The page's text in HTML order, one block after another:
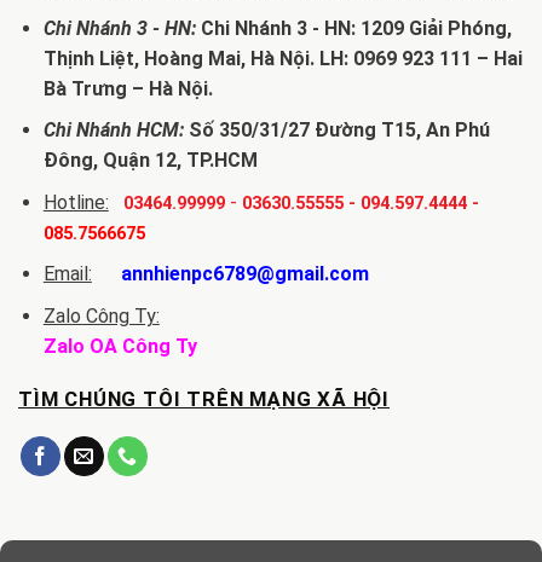
Chi Nhánh 3 - HN:Chi Nhánh 3 - HN: 1209 Giải Phóng,
Thịnh Liệt, Hoàng Mai, Hà Nội. LH: 0969 923 111 – Hai
Bà Trưng – Hà Nội.
Chi Nhánh HCM:Số 350/31/27 Đường T15, An Phú
Đông, Quận 12, TP.HCM
Hotline:
03464.99999- 03630.55555- 094.597.4444-
085.7566675
Email:
annhienpc6789@gmail.com
Zalo Công Ty:
Zalo OA Công Ty
TÌM CHÚNG TÔI TRÊN MẠNG XÃ HỘI